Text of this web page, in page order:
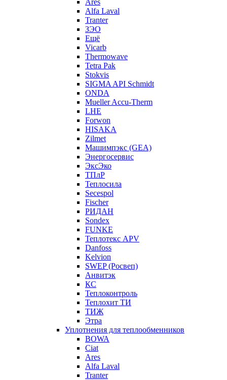
Ares
Alfa Laval
Tranter
ЗЭО
Ещё
Vicarb
Thermowave
Tetra Pak
Stokvis
SIGMA API Schmidt
ONDA
Mueller Accu-Therm
LHE
Forwon
HISAKA
Zilmet
Машимпэкс (GEA)
Энергосервис
ЭксЭко
ТПлР
Теплосила
Secespol
Fischer
РИДАН
Sondex
FUNKE
Теплотекс APV
Danfoss
Kelvion
SWEP (Росвеп)
Анвитэк
КС
Теплоконтроль
Теплохит ТИ
ТИЖ
Этра
Уплотнения для теплообменников
BOWA
Ciat
Ares
Alfa Laval
Tranter